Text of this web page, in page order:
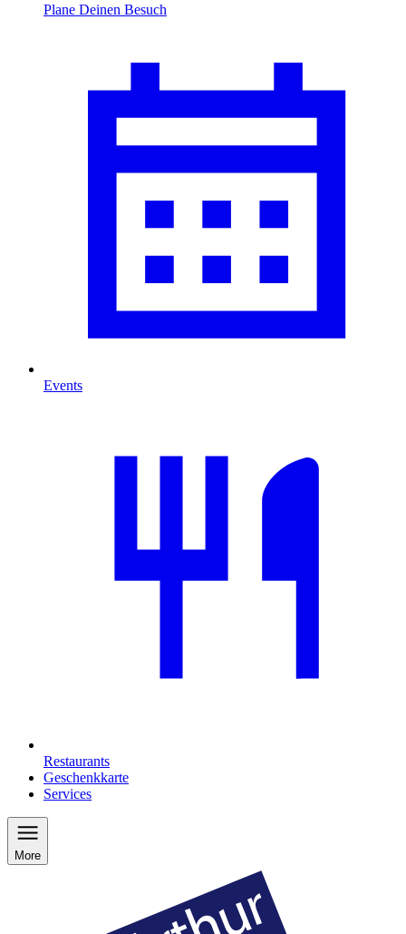
Plane Deinen Besuch
Events
Restaurants
Geschenkkarte
Services
More